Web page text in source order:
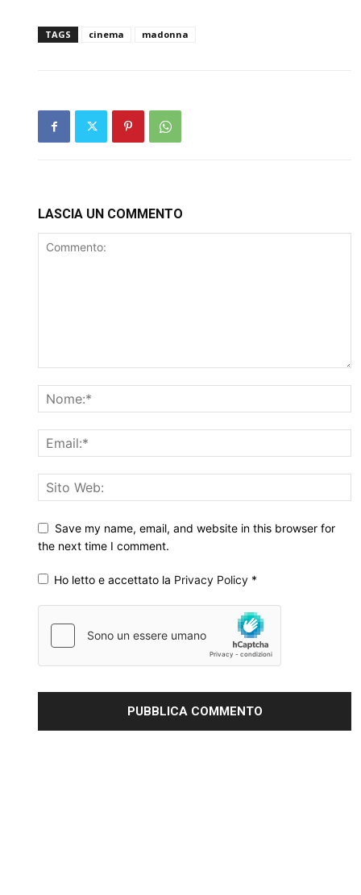
TAGS cinema madonna
LASCIA UN COMMENTO
Save my name, email, and website in this browser for
the next time I comment.
Ho letto e accettato la Privacy Policy *